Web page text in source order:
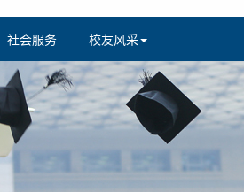
社会服务 校友风采